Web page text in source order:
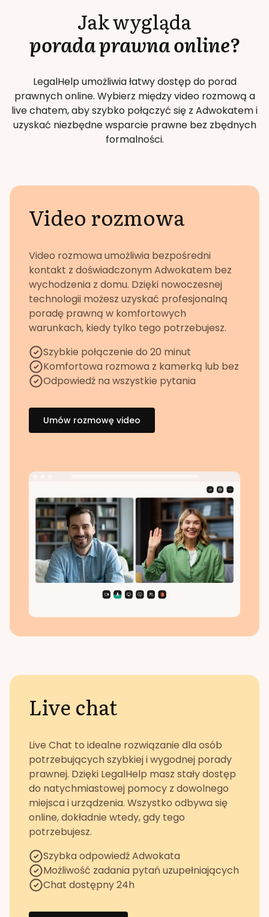
Jak wygląda
porada prawna online?
LegalHelp umożliwia łatwy dostęp do porad
prawnych online. Wybierz między video rozmową a
live chatem, aby szybko połączyć się z Adwokatem i
uzyskać niezbędne wsparcie prawne bez zbędnych
formalności.
Video rozmowa
Video rozmowa umożliwia bezpośredni
kontakt z doświadczonym Adwokatem bez
wychodzenia z domu. Dzięki nowoczesnej
technologii możesz uzyskać profesjonalną
poradę prawną w komfortowych
warunkach, kiedy tylko tego potrzebujesz.
Szybkie połączenie do 20 minut
Komfortowa rozmowa z kamerką lub bez
Odpowiedź na wszystkie pytania
Umów rozmowę video
Live chat
Live Chat to idealne rozwiązanie dla osób
potrzebujących szybkiej i wygodnej porady
prawnej. Dzięki LegalHelp masz stały dostęp
do natychmiastowej pomocy z dowolnego
miejsca i urządzenia. Wszystko odbywa się
online, dokładnie wtedy, gdy tego
potrzebujesz.
Szybka odpowiedź Adwokata
Możliwość zadania pytań uzupełniających
Chat dostępny 24h